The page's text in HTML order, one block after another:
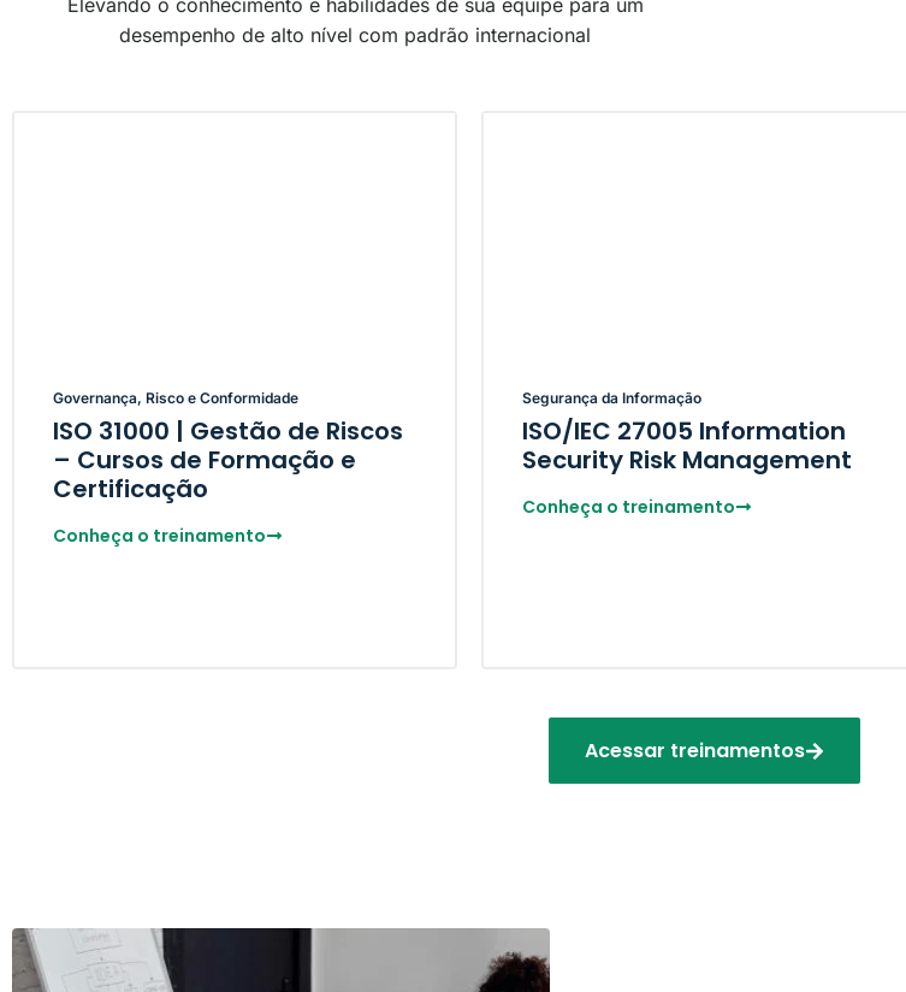
Elevando o conhecimento e habilidades de sua equipe para um
desempenho de alto nível com padrão internacional
Governança, Risco e Conformidade
ISO 31000 | Gestão de Riscos
– Cursos de Formação e
Certificação
Conheça o treinamento
Segurança da Informação
ISO/IEC 27005 Information
Security Risk Management
Conheça o treinamento
Acessar treinamentos